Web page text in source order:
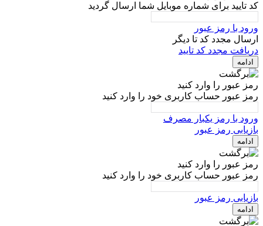
کد تایید برای شماره موبایل شما ارسال گردید
ورود با رمز عبور
ارسال مجدد کد تا دیگر
دریافت مجدد کد تایید
ادامه
رمز عبور را وارد کنید
رمز عبور حساب کاربری خود را وارد کنید
ورود با رمز یکبار مصرف
بازیابی رمز عبور
ادامه
رمز عبور را وارد کنید
رمز عبور حساب کاربری خود را وارد کنید
بازیابی رمز عبور
ادامه